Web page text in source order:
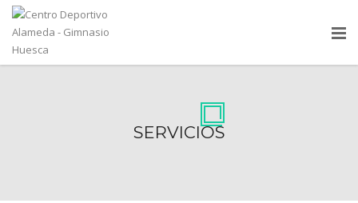
SERVICIOS